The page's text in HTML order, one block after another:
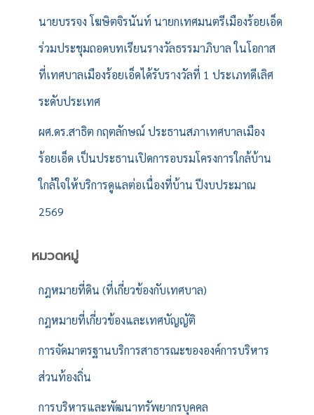
นายบรรจง โฆษิตจิรนันท์ นายกเทศมนตรีเมืองร้อยเอ็ด
ร่วมประชุมถอดบทเรียนรางวัลธรรมาภิบาล ในโอกาส
ที่เทศบาลเมืองร้อยเอ็ดได้รับรางวัลที่ 1 ประเภทดีเลิศ
ระดับประเทศ
ผศ.ดร.สาธิต กฤตลักษณ์ ประธานสภาเทศบาลเมือง
ร้อยเอ็ด เป็นประธานเปิดการอบรมโครงการใกล้บ้าน
ใกล้ใจให้บริการดูแลต่อเนื่องที่บ้าน ปีงบประมาณ
2569
หมวดหมู่
กฎหมายที่ดิน (ที่เกี่ยวข้องกับเทศบาล)
กฎหมายที่เกี่ยวข้องและเทศบัญญัติ
การจัดมาตรฐานบริการสาธารณะขององค์การบริหาร
ส่วนท้องถิ่น
การบริหารและพัฒนาทรัพยากรบุคคล